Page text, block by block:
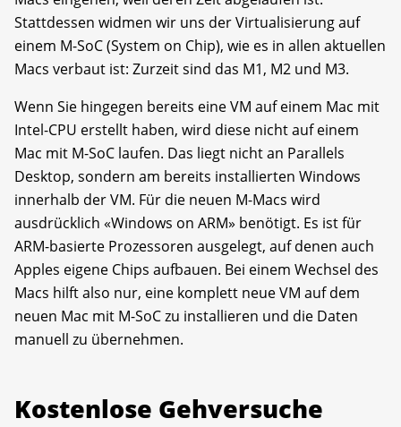
Stattdessen widmen wir uns der Virtualisierung auf
einem M-SoC (System on Chip), wie es in allen aktuellen
Macs verbaut ist: Zurzeit sind das M1, M2 und M3.
Wenn Sie hingegen bereits eine VM auf einem Mac mit
Intel-CPU erstellt haben, wird diese nicht auf einem
Mac mit M-SoC laufen. Das liegt nicht an Parallels
Desktop, sondern am bereits installierten Windows
innerhalb der VM. Für die neuen M-Macs wird
ausdrücklich «Windows on ARM» benötigt. Es ist für
ARM-basierte Prozessoren ausgelegt, auf denen auch
Apples eigene Chips aufbauen. Bei einem Wechsel des
Macs hilft also nur, eine komplett neue VM auf dem
neuen Mac mit M-SoC zu installieren und die Daten
manuell zu übernehmen.
Kostenlose Gehversuche